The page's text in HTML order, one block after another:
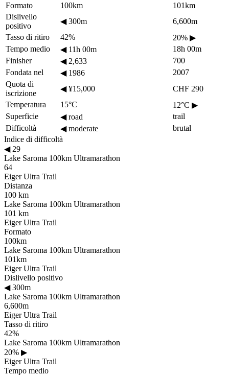
Formato
100km
101km
Dislivello
positivo
◀300m
6,600m
Tasso di ritiro
42% 20% ▶
Tempo medio
◀11h 00m
18h 00m
Finisher
◀2,633
700
Fondata nel
◀1986
2007
Quota di
iscrizione
◀¥15,000
CHF 290
Temperatura
15°C 12°C ▶
Superficie
◀road
trail
Difficoltà
◀moderate
brutal
Indice di difficoltà
◀29
Lake Saroma 100km Ultramarathon
64
Eiger Ultra Trail
Distanza
100 km
Lake Saroma 100km Ultramarathon
101 km
Eiger Ultra Trail
Formato
100km
Lake Saroma 100km Ultramarathon
101km
Eiger Ultra Trail
Dislivello positivo
◀300m
Lake Saroma 100km Ultramarathon
6,600m
Eiger Ultra Trail
Tasso di ritiro
42%
Lake Saroma 100km Ultramarathon
20% ▶
Eiger Ultra Trail
Tempo medio